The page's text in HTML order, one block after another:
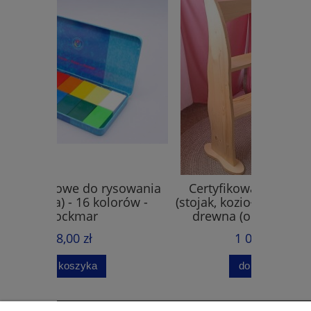
Certyfikowany regał Skrzat
(stojak, koziołek) z naturalnego
drewna (odbiór osobisty)